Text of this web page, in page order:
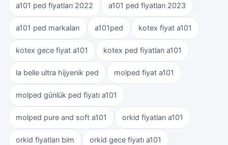
a101 ped fiyatları 2022 a101 ped fiyatları 2023
a101 ped markaları a101ped kotex fiyat a101
kotex gece fiyat a101 kotex ped fiyatları a101
la belle ultra hijyenik ped molped fiyat a101
molped günlük ped fiyatı a101
molped pure and soft a101 orkid fiyatları a101
orkid fiyatları bim orkid gece fiyatı a101